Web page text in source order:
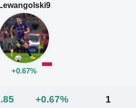
Lewangolski9
+0.67%
+0.67% 1